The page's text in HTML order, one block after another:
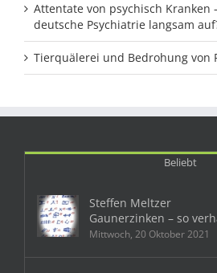
Attentate von psychisch Kranken
deutsche Psychiatrie langsam
Tierquälerei und Bedrohung von
Beliebt
Steffen Meltzer
Gaunerzinken – so
Mittwoch, 20 Oktober 2021